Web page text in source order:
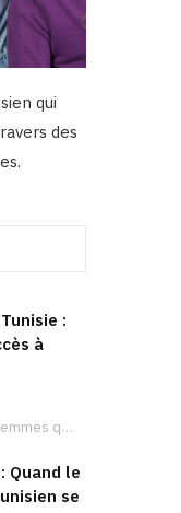
qui
des
:
à
La Tunisie forme plus de femmes que d’hommes dans les filières scientifiques. Pourtant, pour beaucoup…
Quand le
se